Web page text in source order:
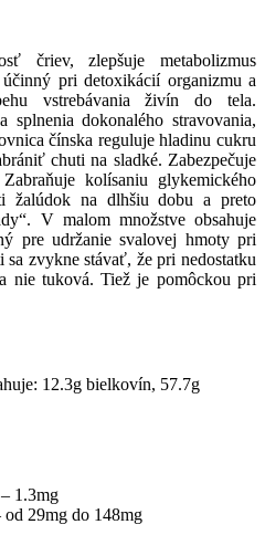
čriev, zlepšuje metabolizmus
pri detoxikácií organizmu a
vstrebávania živín do tela.
splnenia dokonalého stravovania,
čínska reguluje hladinu cukru
chuti na sladké. Zabezpečuje
kolísaniu glykemického
žalúdok na dlhšiu dobu a preto
V malom množstve obsahuje
pre udržanie svalovej hmoty pri
zvykne stávať, že pri nedostatku
nie tuková. Tiež je pomôckou pri
12.3g bielkovín, 57.7g
1.3mg
29mg do 148mg